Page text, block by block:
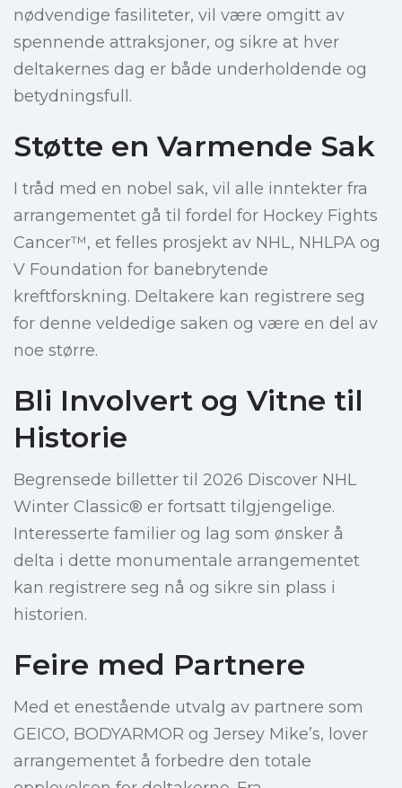
nødvendige fasiliteter, vil være omgitt av
spennende attraksjoner, og sikre at hver
deltakernes dag er både underholdende og
betydningsfull.
Støtte en Varmende Sak
I tråd med en nobel sak, vil alle inntekter fra
arrangementet gå til fordel for Hockey Fights
Cancer™, et felles prosjekt av NHL, NHLPA og
V Foundation for banebrytende
kreftforskning. Deltakere kan registrere seg
for denne veldedige saken og være en del av
noe større.
Bli Involvert og Vitne til
Historie
Begrensede billetter til 2026 Discover NHL
Winter Classic® er fortsatt tilgjengelige.
Interesserte familier og lag som ønsker å
delta i dette monumentale arrangementet
kan registrere seg nå og sikre sin plass i
historien.
Feire med Partnere
Med et enestående utvalg av partnere som
GEICO, BODYARMOR og Jersey Mike’s, lover
arrangementet å forbedre den totale